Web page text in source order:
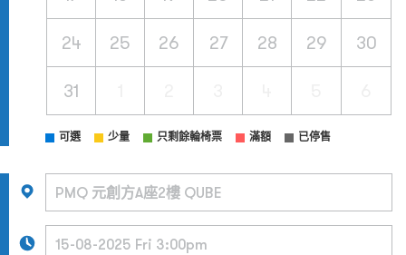
24 25 26 27 28 29 30
31
可選 少量 只剩餘輪椅票 滿額 已停售